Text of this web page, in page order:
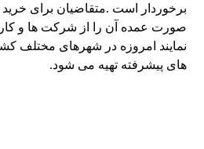
برخوردار است .متقاضیان برای خرید
صورت عمده آن را از شرکت ها و
نمایند امروزه در شهرهای مختلف
های پیشرفته تهیه می شود.